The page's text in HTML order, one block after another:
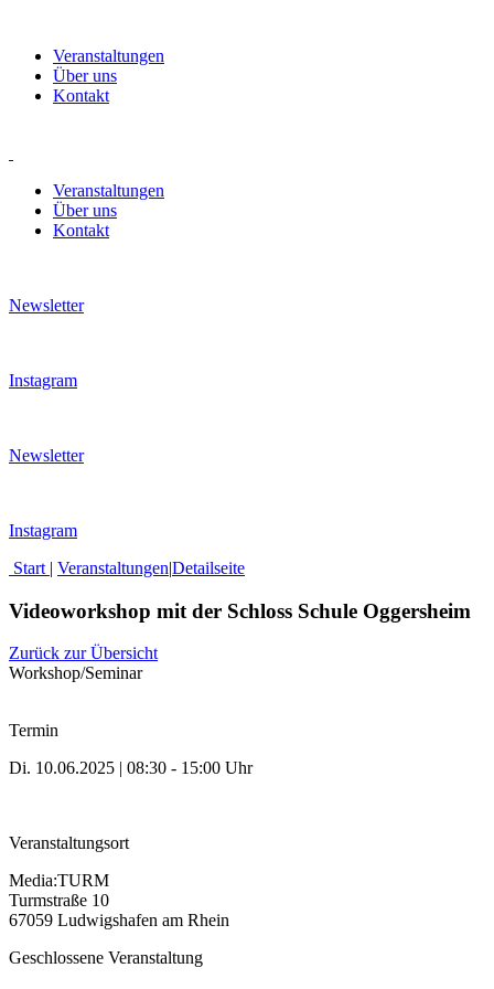
Veranstaltungen
Über uns
Kontakt
Veranstaltungen
Über uns
Kontakt
Newsletter
Instagram
Newsletter
Instagram
Start | Veranstaltungen|Detailseite
Videoworkshop mit der Schloss Schule Oggersheim
Zurück zur Übersicht
Workshop/Seminar
Termin
Di. 10.06.2025 | 08:30 - 15:00 Uhr
Veranstaltungsort
Media:TURM
Turmstraße 10
67059 Ludwigshafen am Rhein
Geschlossene Veranstaltung